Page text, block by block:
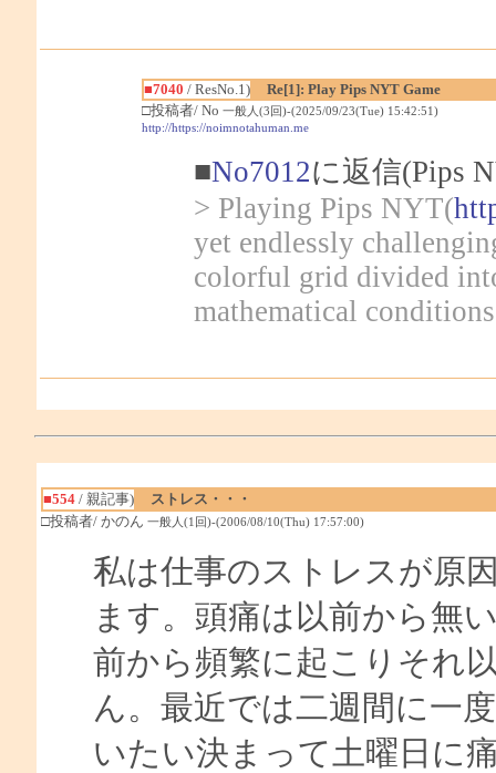
■7040 / ResNo.1)
Re[1]: Play Pips NYT Game
□投稿者/ No 一般人(3回)-(2025/09/23(Tue) 15:42:51)
http://https://noimnotahuman.me
■No7012に返信(Pips
> Playing Pips NYT(
yet endlessly
colorful grid divided
mathematical
■554/ 親記事)
ストレス・・・
□投稿者/ かのん 一般人(1回)-(2006/08/10(Thu) 17:57:00)
私は仕事のストレスが原
ます。頭痛は以前から無
前から頻繁に起こりそれ
ん。最近では二週間に一
いたい決まって土曜日に